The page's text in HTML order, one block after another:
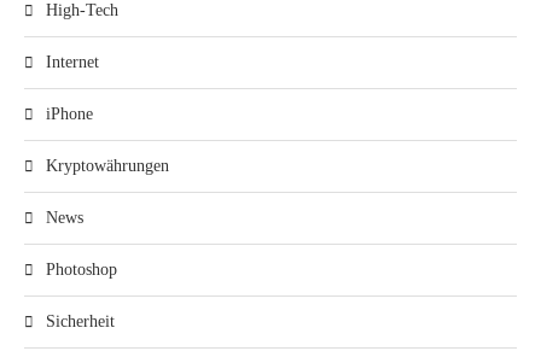
High-Tech
Internet
iPhone
Kryptowährungen
News
Photoshop
Sicherheit